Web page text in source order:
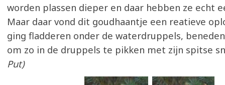
worden plassen dieper en daar hebben ze echt
Maar daar vond dit goudhaantje een reatieve
ging fladderen onder de waterdruppels,
om zo in de druppels te pikken met zijn spitse
Put)